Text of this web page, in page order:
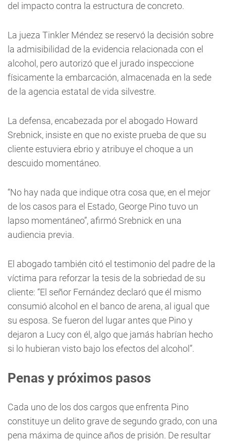
del impacto contra la estructura de concreto.
La jueza Tinkler Méndez se reservó la decisión sobre
la admisibilidad de la evidencia relacionada con el
alcohol, pero autorizó que el jurado inspeccione
físicamente la embarcación, almacenada en la sede
de la agencia estatal de vida silvestre.
La defensa, encabezada por el abogado Howard
Srebnick, insiste en que no existe prueba de que su
cliente estuviera ebrio y atribuye el choque a un
descuido momentáneo.
“No hay nada que indique otra cosa que, en el mejor
de los casos para el Estado, George Pino tuvo un
lapso momentáneo”, afirmó Srebnick en una
audiencia previa.
El abogado también citó el testimonio del padre de la
víctima para reforzar la tesis de la sobriedad de su
cliente: “El señor Fernández declaró que él mismo
consumió alcohol en el banco de arena, al igual que
su esposa. Se fueron del lugar antes que Pino y
dejaron a Lucy con él, algo que jamás habrían hecho
si lo hubieran visto bajo los efectos del alcohol”.
Penas y próximos pasos
Cada uno de los dos cargos que enfrenta Pino
constituye un delito grave de segundo grado, con una
pena máxima de quince años de prisión. De resultar